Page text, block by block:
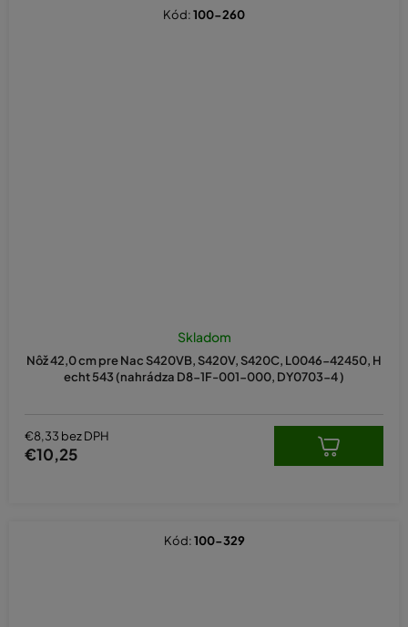
Nôž 42,0 cm pre Nac S420VB, S420V, S420C, L0046-42450, H
echt 543 (nahrádza D8-1F-001-000, DY0703-4 )
Skladom
€8,33 bez DPH
€10,25
Kód:100-260
Kód:100-329